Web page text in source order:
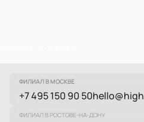
ФИЛИАЛ В МОСКВЕ
+7 495 150 90 50
ФИЛИАЛ В РОСТОВЕ-НА-ДОНУ